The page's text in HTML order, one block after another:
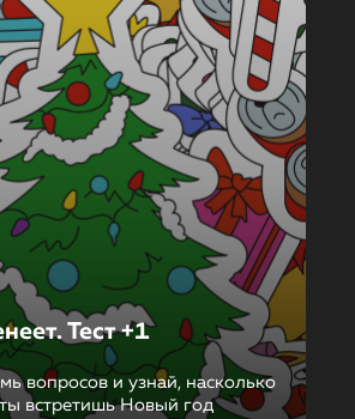
Тест +1
вопросов и узнай, насколько
встретишь Новый год